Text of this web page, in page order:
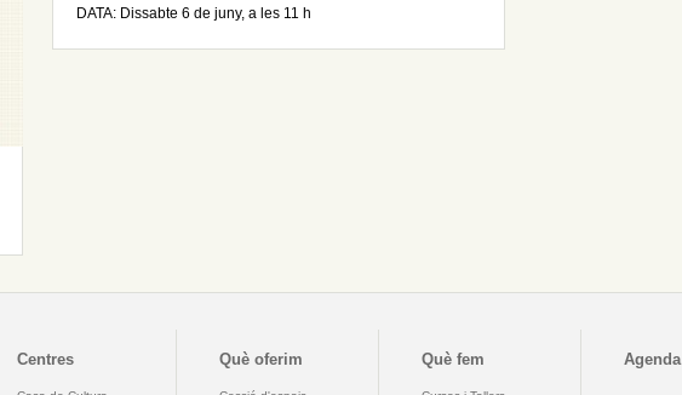
DATA: Dissabte 6 de juny, a les 11 h
Centres Què oferim Què fem Agenda